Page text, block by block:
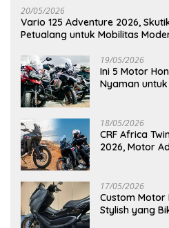
20/05/2026
Vario 125 Adventure 2026,
Petualang untuk Mobilitas
19/05/2026
Ini 5 Motor
Nyaman
18/05/2026
CRF Africa
2026, Motor
17/05/2026
Custom Motor
Stylish yang